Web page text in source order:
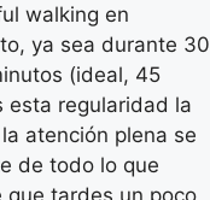
walking en
ya sea durante 30
(ideal, 45
esta regularidad la
atención plena se
de todo lo que
que tardes un poco